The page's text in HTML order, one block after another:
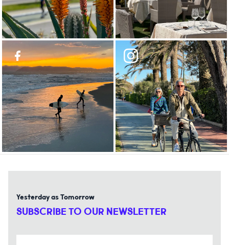
Yesterday as Tomorrow
SUBSCRIBE TO OUR NEWSLETTER